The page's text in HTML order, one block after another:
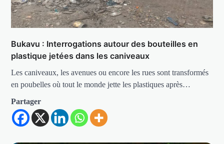
Bukavu : Interrogations autour des bouteilles en
plastique jetées dans les caniveaux
Les caniveaux, les avenues ou encore les rues sont transformés
en poubelles où tout le monde jette les plastiques après…
Partager